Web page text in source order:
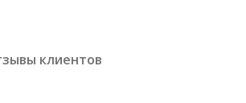
клиентов